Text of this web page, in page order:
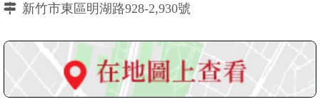
新竹市東區明湖路928-2,930號